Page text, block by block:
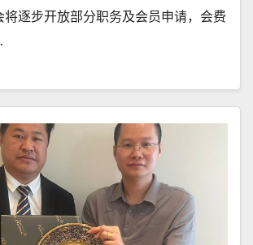
将逐步开放部分职务及会员申请，会费